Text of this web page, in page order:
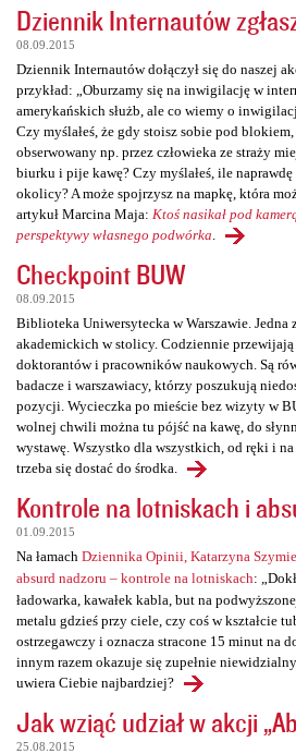
Dziennik Internautów
08.09.2015
Dziennik Internautów dołączył się do naszej
przykład: „Oburzamy się na inwigilację w
amerykańskich służb, ale co wiemy o
Czy myślałeś, że gdy stoisz sobie pod
obserwowany np. przez człowieka ze straży
biurku i pije kawę? Czy myślałeś, ile
okolicy? A może spojrzysz na mapkę, która
artykuł Marcina Maja: Ktoś nasikał pod
perspektywy własnego podwórka
Checkpoint BUW
08.09.2015
Biblioteka Uniwersytecka w Warszawie.
akademickich w stolicy. Codziennie przewijają
doktorantów i pracowników naukowych. Są
badacze i warszawiacy, którzy poszukują
pozycji. Wycieczka po mieście bez wizyty w
wolnej chwili można tu pójść na kawę, do
wystawę. Wszystko dla wszystkich, od ręki i
trzeba się dostać do środka.
Kontrole na lotniskach i
01.09.2015
Na łamach Dziennika Opinii, Katarzyna
absurd nadzoru – kontrole na lotniskach:
ładowarka, kawałek kabla, but na
metalu gdzieś przy ciele, czy coś w kształcie
ostrzegawczy i oznacza stracone 15 minut na
innym razem okazuje się zupełnie
uwiera Ciebie najbardziej?
Jak wziąć udział w akcji
25.08.2015